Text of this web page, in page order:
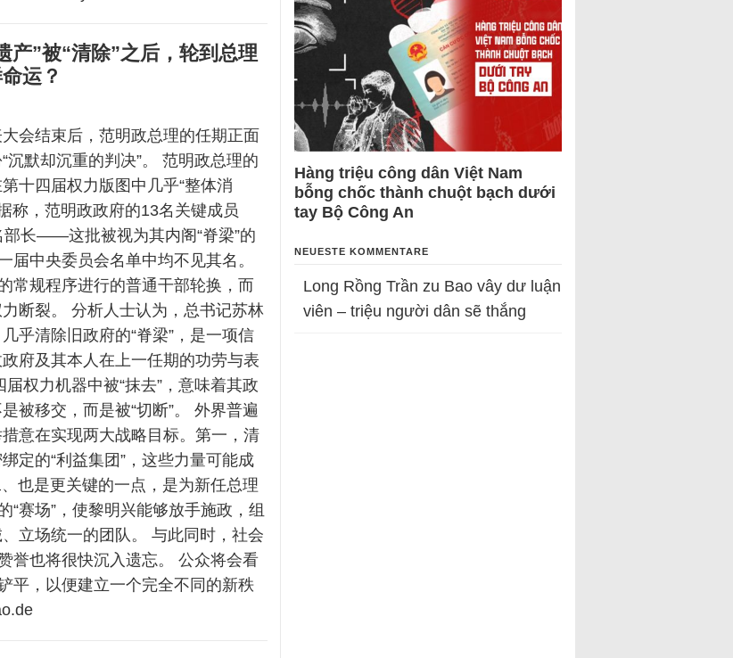
产”被“清除”之后，轮到总理
运？
会结束后，范明政总理的任期正面
沉默却沉重的判决”。 范明政总理的
十四届权力版图中几乎“整体消
称，范明政政府的13名关键成员
长——这批被视为其内阁“脊梁”的
届中央委员会名单中均不见其名。
常规程序进行的普通干部轮换，而
断裂。 分析人士认为，总书记苏林
乎清除旧政府的“脊梁”，是一项信
府及其本人在上一任期的功劳与表
权力机器中被“抹去”，意味着其政
被移交，而是被“切断”。 外界普遍
意在实现两大战略目标。第一，清
定的“利益集团”，这些力量可能成
也是更关键的一点，是为新任总理
“赛场”，使黎明兴能够放手施政，组
立场统一的团队。 与此同时，社会
誉也将很快沉入遗忘。 公众将会看
平，以便建立一个完全不同的新秩
Hàng triệu công dân Việt Nam
bỗng chốc thành chuột bạch dưới
tay Bộ Công An
NEUESTE KOMMENTARE
Long Rồng Trần zu Bao vây dư luận
viên – triệu người dân sẽ thắng